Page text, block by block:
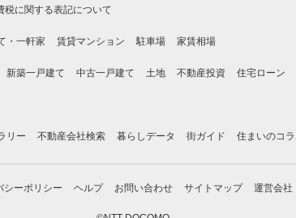
税に関する表記について
・一軒家 賃貸マンション 駐車場 家賃相場
新築一戸建て 中古一戸建て 土地 不動産投資 住宅ローン
リー 不動産会社検索 暮らしデータ 街ガイド 住まいのコ
シーポリシー ヘルプ お問い合わせ サイトマップ 運営会社